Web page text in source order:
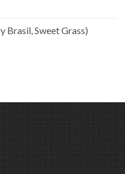
Sweet Grass)